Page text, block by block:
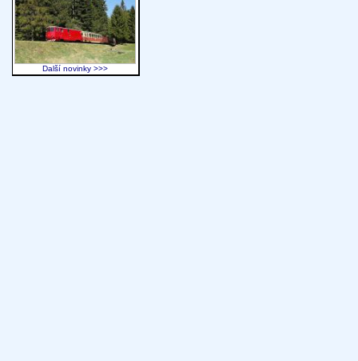
Další novinky >>>